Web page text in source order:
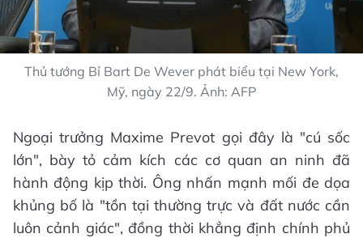
Thủ tướng Bỉ Bart De Wever phát biểu tại New York,
Mỹ, ngày 22/9. Ảnh: AFP
Ngoại trưởng Maxime Prevot gọi đây là "cú sốc
lớn", bày tỏ cảm kích các cơ quan an ninh đã
hành động kịp thời. Ông nhấn mạnh mối đe dọa
khủng bố là "tồn tại thường trực và đất nước cần
luôn cảnh giác", đồng thời khẳng định chính phủ